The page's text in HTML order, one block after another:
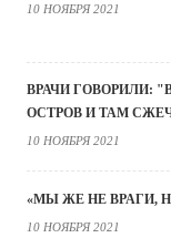
10 НОЯБРЯ 2021
ВРАЧИ ГОВОРИЛИ:
ОСТРОВ И ТАМ
10 НОЯБРЯ 2021
«МЫ ЖЕ НЕ ВРАГИ,
10 НОЯБРЯ 2021